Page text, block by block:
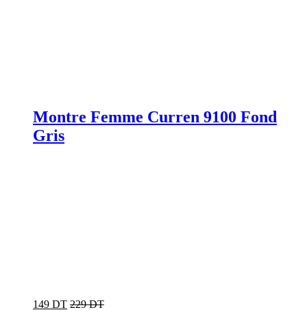
Montre Femme Curren 9100 Fond
Gris
149 DT 229 DT